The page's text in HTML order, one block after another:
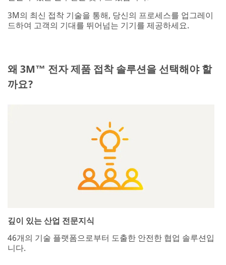
3M의 최신 접착 기술을 통해, 당신의 프로세스를 업그레이
드하여 고객의 기대를 뛰어넘는 기기를 제공하세요.
왜 3M™ 전자 제품 접착 솔루션을 선택해야 할
까요?
깊이 있는 산업 전문지식
46개의 기술 플랫폼으로부터 도출한 안전한 협업 솔루션입
니다.